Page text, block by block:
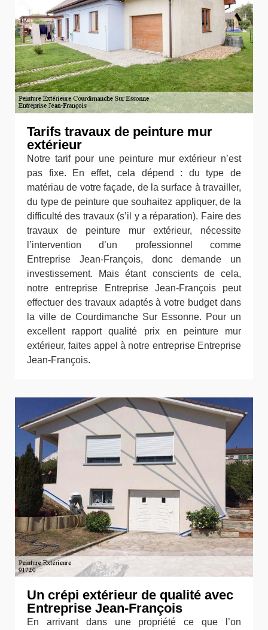
Tarifs travaux de peinture mur
extérieur
Notre tarif pour une peinture mur extérieur n’est
pas fixe. En effet, cela dépend : du type de
matériau de votre façade, de la surface à travailler,
du type de peinture que souhaitez appliquer, de la
difficulté des travaux (s’il y a réparation). Faire des
travaux de peinture mur extérieur, nécessite
l’intervention d’un professionnel comme
Entreprise Jean-François, donc demande un
investissement. Mais étant conscients de cela,
notre entreprise Entreprise Jean-François peut
effectuer des travaux adaptés à votre budget dans
la ville de Courdimanche Sur Essonne. Pour un
excellent rapport qualité prix en peinture mur
extérieur, faites appel à notre entreprise Entreprise
Jean-François.
Un crépi extérieur de qualité avec
Entreprise Jean-François
En arrivant dans une propriété ce que l’on